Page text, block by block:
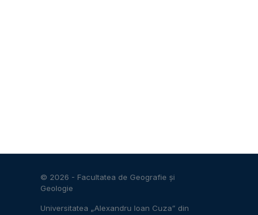
© 2026 - Facultatea de Geografie și
Geologie
Universitatea „Alexandru Ioan Cuza” din